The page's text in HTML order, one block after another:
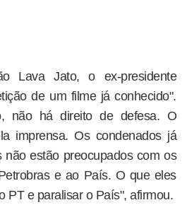
Lava Jato, o ex-presidente
de um filme já conhecido".
não há direito de defesa. O
imprensa. Os condenados já
não estão preocupados com os
e ao País. O que eles
PT e paralisar o País", afirmou.